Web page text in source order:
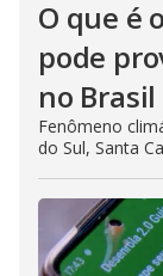
O que é
pode
no Brasil
Fenômeno
do Sul, Santa